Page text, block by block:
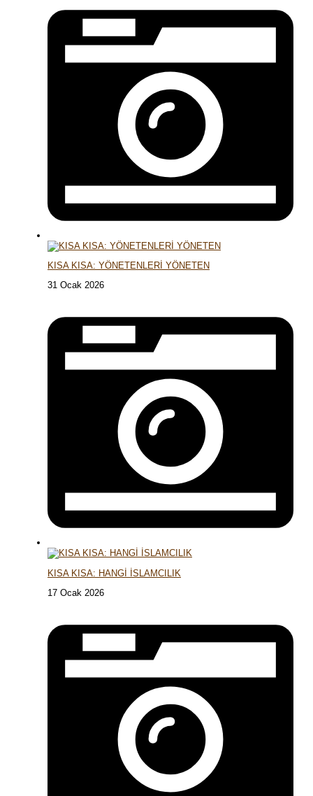
KISA KISA: YÖNETENLERİ YÖNETEN
31 Ocak 2026
KISA KISA: HANGİ İSLAMCILIK
17 Ocak 2026